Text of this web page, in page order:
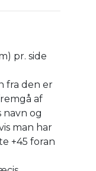
pr. side
fra den er
af
og
man har
+45 foran